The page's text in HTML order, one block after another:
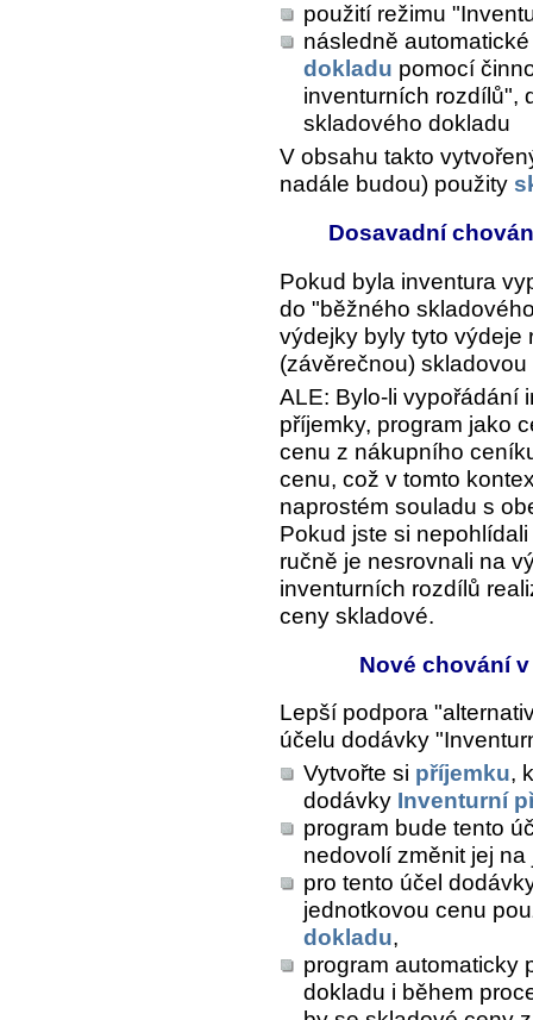
použití režimu
následně
dokladu pomocí
inventurních rozdílů",
skladového dokladu
V obsahu takto
nadále budou) použity
Dosavadní
Pokud byla inventura
do "běžného
výdejky byly tyto výdeje
(závěrečnou)
ALE: Bylo-li vypořádání
příjemky, program jako
cenu z nákupního
cenu, což v tomto
naprostém souladu s
Pokud jste si
ručně je nesrovnali na
inventurních rozdílů
ceny skladové.
Nové chování
Lepší podpora
účelu dodávky
Vytvořte si příjemku,
dodávky Inventurní
program bude tento
nedovolí změnit jej na
pro tento účel
jednotkovou cenu
dokladu,
program automaticky
dokladu i během